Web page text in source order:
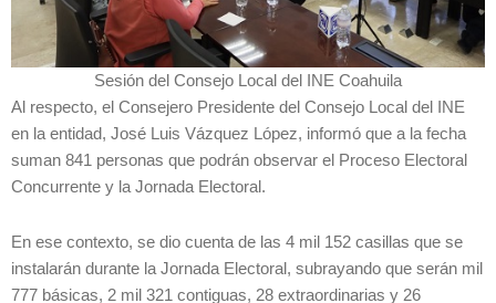
Sesión del Consejo Local del INE Coahuila
Al respecto, el Consejero Presidente del Consejo Local del INE
en la entidad, José Luis Vázquez López, informó que a la fecha
suman 841 personas que podrán observar el Proceso Electoral
Concurrente y la Jornada Electoral.
En ese contexto, se dio cuenta de las 4 mil 152 casillas que se
instalarán durante la Jornada Electoral, subrayando que serán mil
777 básicas, 2 mil 321 contiguas, 28 extraordinarias y 26